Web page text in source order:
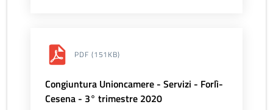
PDF (151KB)
Congiuntura Unioncamere - Servizi - Forlì-
Cesena - 3° trimestre 2020